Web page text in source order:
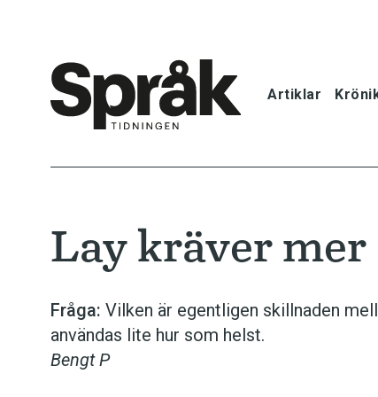
Artiklar
Krönikor
Lay kräver mer
Fråga: Vilken är egentligen skillnaden
användas lite hur som helst.
Bengt P